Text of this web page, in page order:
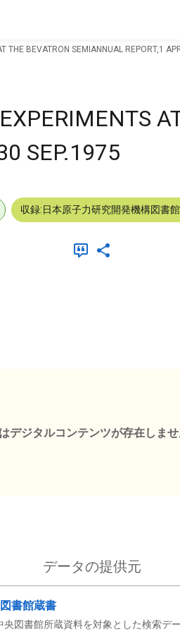
THE BEVATRON SEMIANNUAL REPORT,1
SEP.1975
収録:日本原子力研究開発機構図書
デジタルコンテンツが存在しませ
データの提供元
書館蔵書
図書館所蔵資料を対象とした検索デ